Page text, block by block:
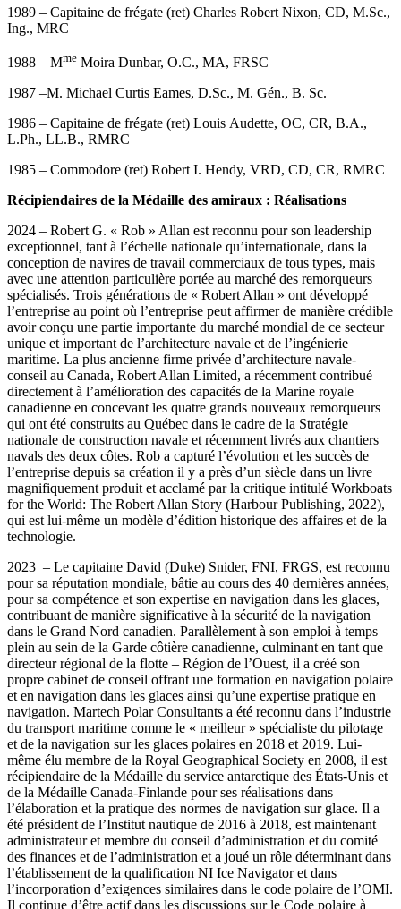
1989 – Capitaine de frégate (ret) Charles Robert Nixon, CD, M.Sc.,
Ing., MRC
1988 – Mme Moira Dunbar, O.C., MA, FRSC
1987 –M. Michael Curtis Eames, D.Sc., M. Gén., B. Sc.
1986 – Capitaine de frégate (ret) Louis Audette, OC, CR, B.A.,
L.Ph., LL.B., RMRC
1985 – Commodore (ret) Robert I. Hendy, VRD, CD, CR, RMRC
Récipiendaires de la Médaille des amiraux : Réalisations
2024 – Robert G. « Rob » Allan est reconnu pour son leadership
exceptionnel, tant à l’échelle nationale qu’internationale, dans la
conception de navires de travail commerciaux de tous types, mais
avec une attention particulière portée au marché des remorqueurs
spécialisés. Trois générations de « Robert Allan » ont développé
l’entreprise au point où l’entreprise peut affirmer de manière crédible
avoir conçu une partie importante du marché mondial de ce secteur
unique et important de l’architecture navale et de l’ingénierie
maritime. La plus ancienne firme privée d’architecture navale-
conseil au Canada, Robert Allan Limited, a récemment contribué
directement à l’amélioration des capacités de la Marine royale
canadienne en concevant les quatre grands nouveaux remorqueurs
qui ont été construits au Québec dans le cadre de la Stratégie
nationale de construction navale et récemment livrés aux chantiers
navals des deux côtes. Rob a capturé l’évolution et les succès de
l’entreprise depuis sa création il y a près d’un siècle dans un livre
magnifiquement produit et acclamé par la critique intitulé Workboats
for the World: The Robert Allan Story (Harbour Publishing, 2022),
qui est lui-même un modèle d’édition historique des affaires et de la
technologie.
2023 – Le capitaine David (Duke) Snider, FNI, FRGS, est reconnu
pour sa réputation mondiale, bâtie au cours des 40 dernières années,
pour sa compétence et son expertise en navigation dans les glaces,
contribuant de manière significative à la sécurité de la navigation
dans le Grand Nord canadien. Parallèlement à son emploi à temps
plein au sein de la Garde côtière canadienne, culminant en tant que
directeur régional de la flotte – Région de l’Ouest, il a créé son
propre cabinet de conseil offrant une formation en navigation polaire
et en navigation dans les glaces ainsi qu’une expertise pratique en
navigation. Martech Polar Consultants a été reconnu dans l’industrie
du transport maritime comme le « meilleur » spécialiste du pilotage
et de la navigation sur les glaces polaires en 2018 et 2019. Lui-
même élu membre de la Royal Geographical Society en 2008, il est
récipiendaire de la Médaille du service antarctique des États-Unis et
de la Médaille Canada-Finlande pour ses réalisations dans
l’élaboration et la pratique des normes de navigation sur glace. Il a
été président de l’Institut nautique de 2016 à 2018, est maintenant
administrateur et membre du conseil d’administration et du comité
des finances et de l’administration et a joué un rôle déterminant dans
l’établissement de la qualification NI Ice Navigator et dans
l’incorporation d’exigences similaires dans le code polaire de l’OMI.
Il continue d’être actif dans les discussions sur le Code polaire à